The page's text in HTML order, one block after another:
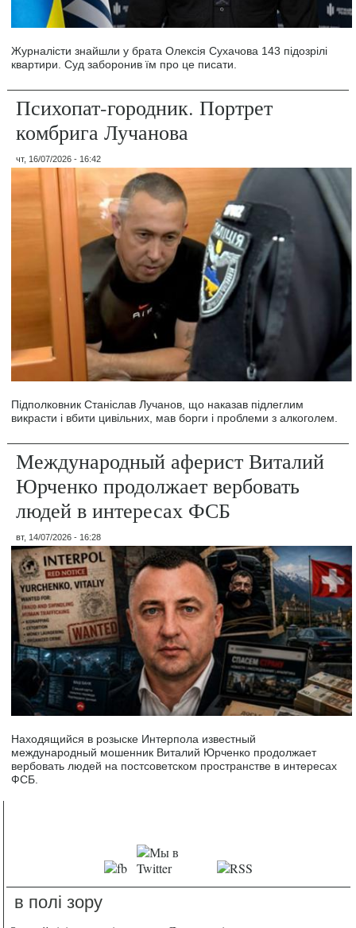
Журналісти знайшли у брата Олексія Сухачова 143 підозрілі
квартири. Суд заборонив їм про це писати.
Психопат-городник. Портрет
комбрига Лучанова
чт, 16/07/2026 - 16:42
Підполковник Станіслав Лучанов, що наказав підлеглим
викрасти і вбити цивільних, мав борги і проблеми з алкоголем.
Международный аферист Виталий
Юрченко продолжает вербовать
людей в интересах ФСБ
вт, 14/07/2026 - 16:28
Находящийся в розыске Интерпола известный
международный мошенник Виталий Юрченко продолжает
вербовать людей на постсоветском пространстве в интересах
ФСБ.
в полі зору